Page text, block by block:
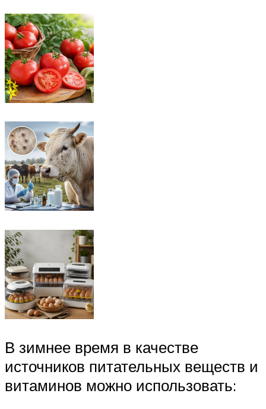
В зимнее время в качестве
источников питательных веществ и
витаминов можно использовать: